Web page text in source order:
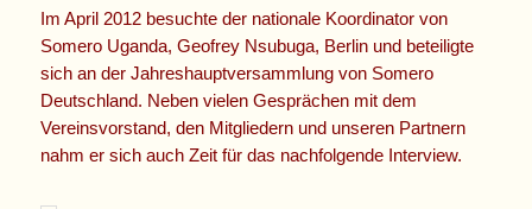
Im April 2012 besuchte der nationale Koordinator von
Somero Uganda, Geofrey Nsubuga, Berlin und beteiligte
sich an der Jahreshauptversammlung von Somero
Deutschland. Neben vielen Gesprächen mit dem
Vereinsvorstand, den Mitgliedern und unseren Partnern
nahm er sich auch Zeit für das nachfolgende Interview.